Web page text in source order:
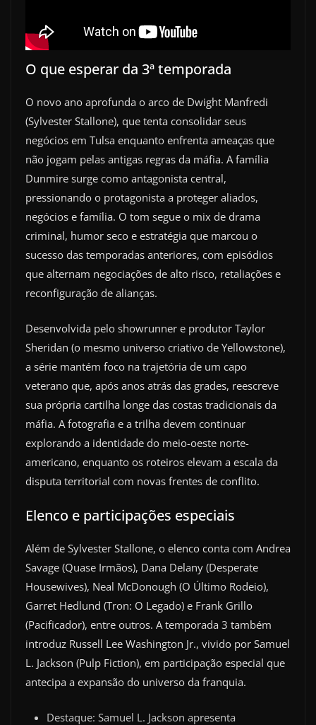
O que esperar da 3ª temporada
O novo ano aprofunda o arco de Dwight Manfredi
(Sylvester Stallone), que tenta consolidar seus
negócios em Tulsa enquanto enfrenta ameaças que
não jogam pelas antigas regras da máfia. A família
Dunmire surge como antagonista central,
pressionando o protagonista a proteger aliados,
negócios e família. O tom segue o mix de drama
criminal, humor seco e estratégia que marcou o
sucesso das temporadas anteriores, com episódios
que alternam negociações de alto risco, retaliações e
reconfiguração de alianças.
Desenvolvida pelo showrunner e produtor Taylor
Sheridan (o mesmo universo criativo de Yellowstone),
a série mantém foco na trajetória de um capo
veterano que, após anos atrás das grades, reescreve
sua própria cartilha longe das costas tradicionais da
máfia. A fotografia e a trilha devem continuar
explorando a identidade do meio-oeste norte-
americano, enquanto os roteiros elevam a escala da
disputa territorial com novas frentes de conflito.
Elenco e participações especiais
Além de Sylvester Stallone, o elenco conta com Andrea
Savage (Quase Irmãos), Dana Delany (Desperate
Housewives), Neal McDonough (O Último Rodeio),
Garret Hedlund (Tron: O Legado) e Frank Grillo
(Pacificador), entre outros. A temporada 3 também
introduz Russell Lee Washington Jr., vivido por Samuel
L. Jackson (Pulp Fiction), em participação especial que
antecipa a expansão do universo da franquia.
Destaque: Samuel L. Jackson apresenta